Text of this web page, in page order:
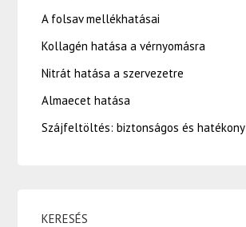
A folsav mellékhatásai
Kollagén hatása a vérnyomásra
Nitrát hatása a szervezetre
Almaecet hatása
Szájfeltöltés: biztonságos és hatékony
KERESÉS